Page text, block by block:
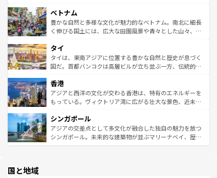
参照してほしい。
容にもいいと評判のスイーツなど、バラエティ豊かな料理
が味わえる。 なお、新着の台湾情報は コンテンツ一覧を参
照してほしい。
き、地方に足を延ばせば四季折々の自然美を楽しむことが
できる。そして、キムチや焼肉、絶品のストリートフード
まで、さまざまな韓国料理が待っている。夜には、韓国な
リティに包まれながら、韓国の多彩な魅力を心ゆくまで味
わってみてほしい。 なお、新着の韓国情報はコンテンツ一
覧を参照してほしい。
ベトナム
豊かな自然と多様な文化が魅力的なベトナム。南北に細長
く伸びる国土には、広大な田園風景や青々とした山々、世
急速な発展と共に伝統が息づく。ハノイの古い町並みやホ
ーチミン市のフランス統治時代の建物も、独特の雰囲気を
醸し出している。また、バラエティの豊かさとおいしさで
とつ。フォーやバインミー、ベトナムコーヒーなどは、ぜ
ひ現地で味わいたい。どの地域を訪れてもあたたかい人々
が旅行者を迎えてくれるので、きっと忘れられない旅にな
参照してほしい。
タイ
タイは、東南アジアに位置する豊かな自然と歴史が息づく
国だ。首都バンコクは高層ビルが立ち並ぶ一方、伝統的な
の活気が交差している。北部ではチェンマイなどの山岳地
帯で自然と触れ合い、南部ではプーケットやクラビの美し
いビーチでリゾート気分を楽しむことができる。タイ料理
激する。気候は一年中温暖で、どの季節にも異なる楽しみ
が待っている。親しみやすいタイの人々、仏教を中心とし
た文化、そして多様な観光資源が、訪れる旅人を魅了し続
香港
アジアと西洋の文化が交わる香港は、特有のエネルギーを
もっている。ヴィクトリア湾に広がる壮大な景色、近未来
み、どこを訪れても感動するはず。観光スポットが密集し
ており、効率よく見どころを回れるのも魅力。息をのむよ
うな絶景から文化的な体験まで、香港を存分に楽しみ尽く
シンガポール
アジアの交差点として多文化が融合した独自の魅力を放つ
シンガポール。未来的な建築物が並ぶマリーナベイ、歴史
国と地域